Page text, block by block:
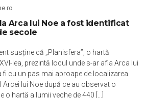
Arca lui Noe a fost identificat
secole
susține că „Planisfera”, o hartă
lea, prezintă locul unde s-ar afla Arca lui
fi cu un pas mai aproape de localizarea
Arcei lui Noe după ce au observat o
hartă a lumii veche de 440 [...]